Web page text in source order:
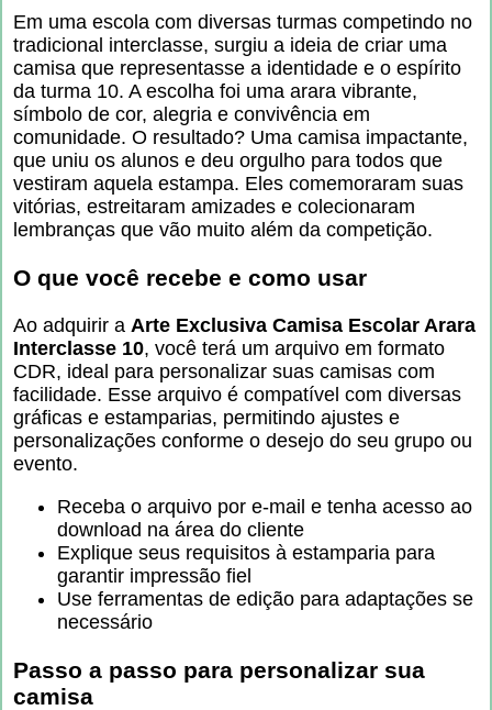
Em uma escola com diversas turmas competindo no
tradicional interclasse, surgiu a ideia de criar uma
camisa que representasse a identidade e o espírito
da turma 10. A escolha foi uma arara vibrante,
símbolo de cor, alegria e convivência em
comunidade. O resultado? Uma camisa impactante,
que uniu os alunos e deu orgulho para todos que
vestiram aquela estampa. Eles comemoraram suas
vitórias, estreitaram amizades e colecionaram
lembranças que vão muito além da competição.
O que você recebe e como usar
Ao adquirir a Arte Exclusiva Camisa Escolar Arara
Interclasse 10, você terá um arquivo em formato
CDR, ideal para personalizar suas camisas com
facilidade. Esse arquivo é compatível com diversas
gráficas e estamparias, permitindo ajustes e
personalizações conforme o desejo do seu grupo ou
evento.
Receba o arquivo por e-mail e tenha acesso ao
download na área do cliente
Explique seus requisitos à estamparia para
garantir impressão fiel
Use ferramentas de edição para adaptações se
necessário
Passo a passo para personalizar sua
camisa